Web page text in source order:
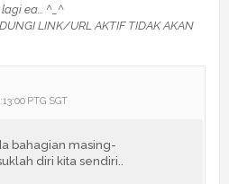
ea... ^_^
LINK/URL AKTIF TIDAK AKAN
PTG SGT
bahagian masing-
diri kita sendiri..